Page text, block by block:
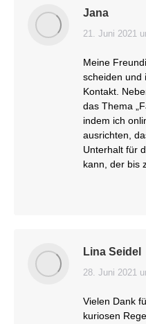
Jana
sagt:
21. Juni 2021
Meine
scheiden und
Kontakt.
das Thema
indem ich
ausrichten,
Unterhalt für
kann, der bis
Lina Seidel
sagt:
28. Juni 2021
Vielen Dank
kuriosen